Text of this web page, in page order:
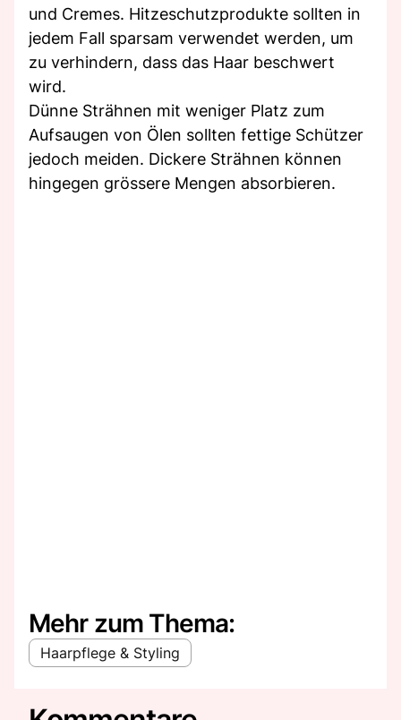
und Cremes. Hitzeschutzprodukte sollten in
jedem Fall sparsam verwendet werden, um
zu verhindern, dass das Haar beschwert
wird.
Dünne Strähnen mit weniger Platz zum
Aufsaugen von Ölen sollten fettige Schützer
jedoch meiden. Dickere Strähnen können
hingegen grössere Mengen absorbieren.
Mehr zum Thema:
Haarpflege & Styling